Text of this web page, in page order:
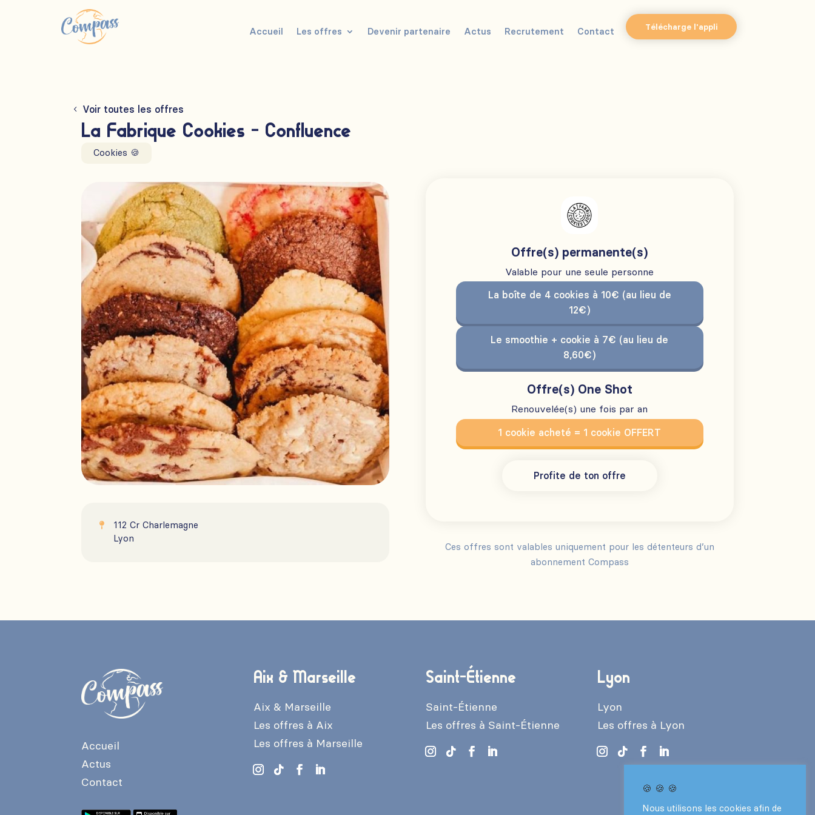
Accueil Les offres Devenir partenaire Actus Recrutement Contact Télécharge l'appli
Voir toutes les offres
La Fabrique Cookies - Confluence
Cookies 🍪
 112 Cr Charlemagne
Lyon
Offre(s) permanente(s)
Valable pour une seule personne
La boîte de 4 cookies à 10€ (au lieu de
12€)
Le smoothie + cookie à 7€ (au lieu de
8,60€)
Offre(s) One Shot
Renouvelée(s) une fois par an
1 cookie acheté = 1 cookie OFFERT
Profite de ton offre
Ces offres sont valables uniquement pour les détenteurs d’un
abonnement Compass
Accueil
Actus
Contact
Aix & Marseille
Aix & Marseille
Les offres à Aix
Les offres à Marseille
Saint-Étienne
Saint-Étienne
Les offres à Saint-Étienne
Lyon
Lyon
Les offres à Lyon
🍪 🍪 🍪
Nous utilisons les cookies afin de